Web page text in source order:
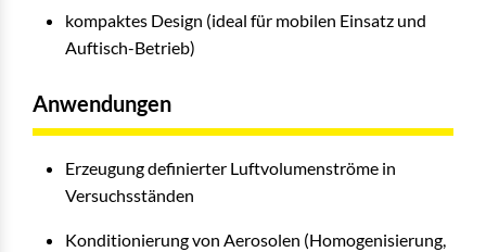
kompaktes Design (ideal für mobilen Einsatz und
Auftisch-Betrieb)
Anwendungen
Erzeugung definierter Luftvolumenströme in
Versuchsständen
Konditionierung von Aerosolen (Homogenisierung,